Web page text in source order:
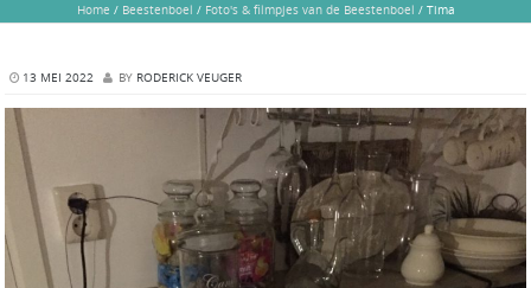
Home / Beestenboel / Foto's & filmpjes van de Beestenboel /Tima
13 MEI 2022 BY RODERICK VEUGER